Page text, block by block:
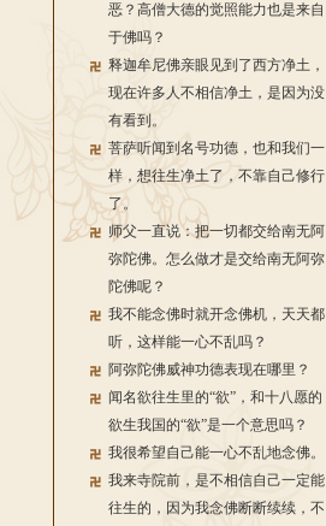
恶？高僧大德的觉照能力也是来自
于佛吗？
释迦牟尼佛亲眼见到了西方净土，
现在许多人不相信净土，是因为没
有看到。
菩萨听闻到名号功德，也和我们一
样，想往生净土了，不靠自己修行
了。
师父一直说：把一切都交给南无阿
弥陀佛。怎么做才是交给南无阿弥
陀佛呢？
我不能念佛时就开念佛机，天天都
听，这样能一心不乱吗？
阿弥陀佛威神功德表现在哪里？
闻名欲往生里的“欲”，和十八愿的
欲生我国的“欲”是一个意思吗？
我很希望自己能一心不乱地念佛。
我来寺院前，是不相信自己一定能
往生的，因为我念佛断断续续，不